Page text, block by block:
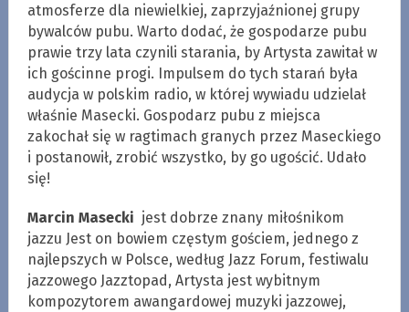
atmosferze dla niewielkiej, zaprzyjaźnionej grupy
bywalców pubu. Warto dodać, że gospodarze pubu
prawie trzy lata czynili starania, by Artysta zawitał w
ich gościnne progi. Impulsem do tych starań była
audycja w polskim radio, w której wywiadu udzielał
właśnie Masecki. Gospodarz pubu z miejsca
zakochał się w ragtimach granych przez Maseckiego
i postanowił, zrobić wszystko, by go ugościć. Udało
się!
Marcin Masecki jest dobrze znany miłośnikom
jazzu Jest on bowiem częstym gościem, jednego z
najlepszych w Polsce, według Jazz Forum, festiwalu
jazzowego Jazztopad, Artysta jest wybitnym
kompozytorem awangardowej muzyki jazzowej,